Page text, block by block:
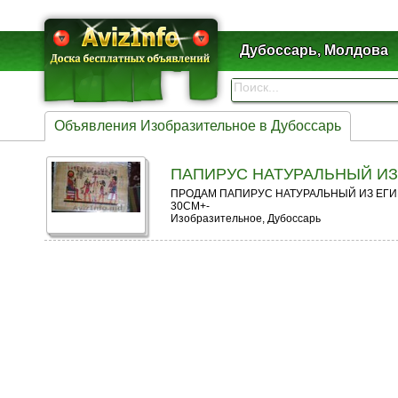
Дубоссарь, Молдова
Объявления Изобразительное в Дубоссарь
ПАПИРУС НАТУРАЛЬНЫЙ
ПРОДАМ ПАПИРУС НАТУРАЛЬНЫЙ ИЗ
30СМ+-
Изобразительное, Дубоссарь